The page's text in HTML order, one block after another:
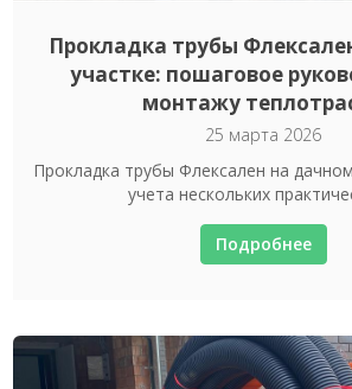
Прокладка трубы
участке: пошаговое
монтажу
25 марта 2026
Прокладка трубы Флексален на
учета нескольких
Подробнее